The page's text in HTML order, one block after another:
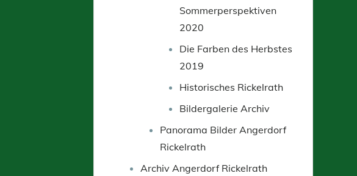
Sommerperspektiven
2020
Die Farben des Herbstes
2019
Historisches Rickelrath
Bildergalerie Archiv
Panorama Bilder Angerdorf
Rickelrath
Archiv Angerdorf Rickelrath